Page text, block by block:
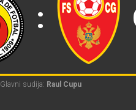
:
Glavni sudija: Raul Cupu